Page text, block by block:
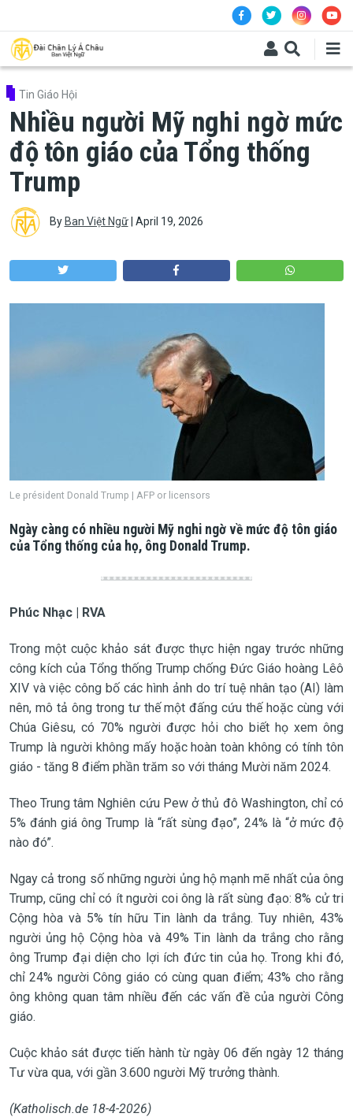
Tin Giáo Hội
Nhiều người Mỹ nghi ngờ mức
độ tôn giáo của Tổng thống
Trump
By Ban Việt Ngữ| April 19, 2026
Le président Donald Trump | AFP or licensors
Ngày càng có nhiều người Mỹ nghi ngờ về mức độ tôn giáo
của Tổng thống của họ, ông Donald Trump.
Phúc Nhạc | RVA
Trong một cuộc khảo sát được thực hiện ngay trước những
công kích của Tổng thống Trump chống Đức Giáo hoàng Lêô
XIV và việc công bố các hình ảnh do trí tuệ nhân tạo (AI) làm
nên, mô tả ông trong tư thế một đấng cứu thế hoặc cùng với
Chúa Giêsu, có 70% người được hỏi cho biết họ xem ông
Trump là người không mấy hoặc hoàn toàn không có tính tôn
giáo - tăng 8 điểm phần trăm so với tháng Mười năm 2024.
Theo Trung tâm Nghiên cứu Pew ở thủ đô Washington, chỉ có
5% đánh giá ông Trump là “rất sùng đạo”, 24% là “ở mức độ
nào đó”.
Ngay cả trong số những người ủng hộ mạnh mẽ nhất của ông
Trump, cũng chỉ có ít người coi ông là rất sùng đạo: 8% cử tri
Cộng hòa và 5% tín hữu Tin lành da trắng. Tuy nhiên, 43%
người ủng hộ Cộng hòa và 49% Tin lành da trắng cho rằng
ông Trump đại diện cho lợi ích đức tin của họ. Trong khi đó,
chỉ 24% người Công giáo có cùng quan điểm; 43% cho rằng
ông không quan tâm nhiều đến các vấn đề của người Công
giáo.
Cuộc khảo sát được tiến hành từ ngày 06 đến ngày 12 tháng
Tư vừa qua, với gần 3.600 người Mỹ trưởng thành.
(Katholisch.de 18-4-2026)